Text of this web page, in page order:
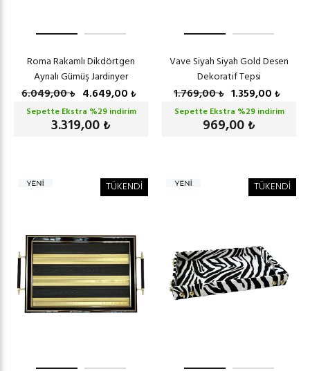
Roma Rakamlı Dikdörtgen
Aynalı Gümüş Jardinyer
6.049,00₺ 4.649,00 ₺
Sepette Ekstra %29indirim
3.319,00 ₺
Vave Siyah Siyah Gold Desen
Dekoratif Tepsi
1.769,00₺ 1.359,00 ₺
Sepette Ekstra %29indirim
969,00 ₺
TÜKENDİ TÜKENDİ